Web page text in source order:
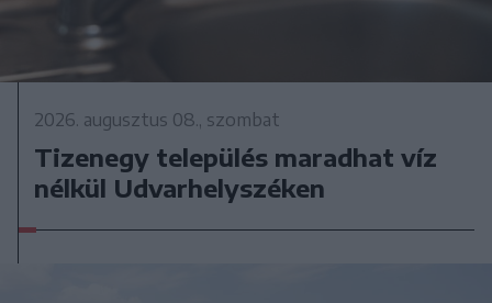
2026. augusztus 08., szombat
Tizenegy település maradhat víz
nélkül Udvarhelyszéken